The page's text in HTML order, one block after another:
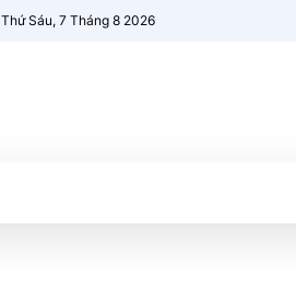
Thứ Sáu, 7 Tháng 8 2026